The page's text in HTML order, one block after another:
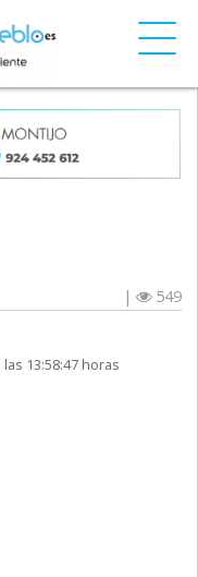
|
549
13:58:47 horas